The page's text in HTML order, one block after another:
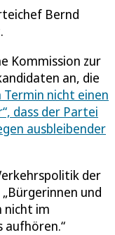
Bernd
Kommission zur
an, die
nicht einen
dass der Partei
ausbleibender
der
und
nicht im
aufhören.“